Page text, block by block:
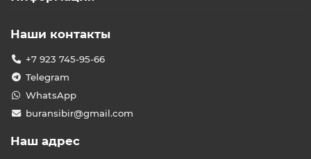
Наши контакты
+7 923 745-95-66
Telegram
WhatsApp
buransibir@gmail.com
Наш адрес